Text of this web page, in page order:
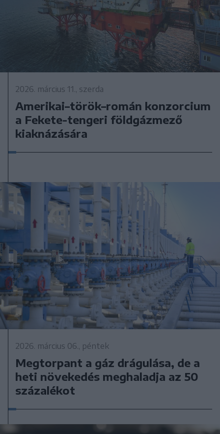
2026. március 11., szerda
Amerikai–török–román konzorcium
a Fekete-tengeri földgázmező
kiaknázására
2026. március 06., péntek
Megtorpant a gáz drágulása, de a
heti növekedés meghaladja az 50
százalékot